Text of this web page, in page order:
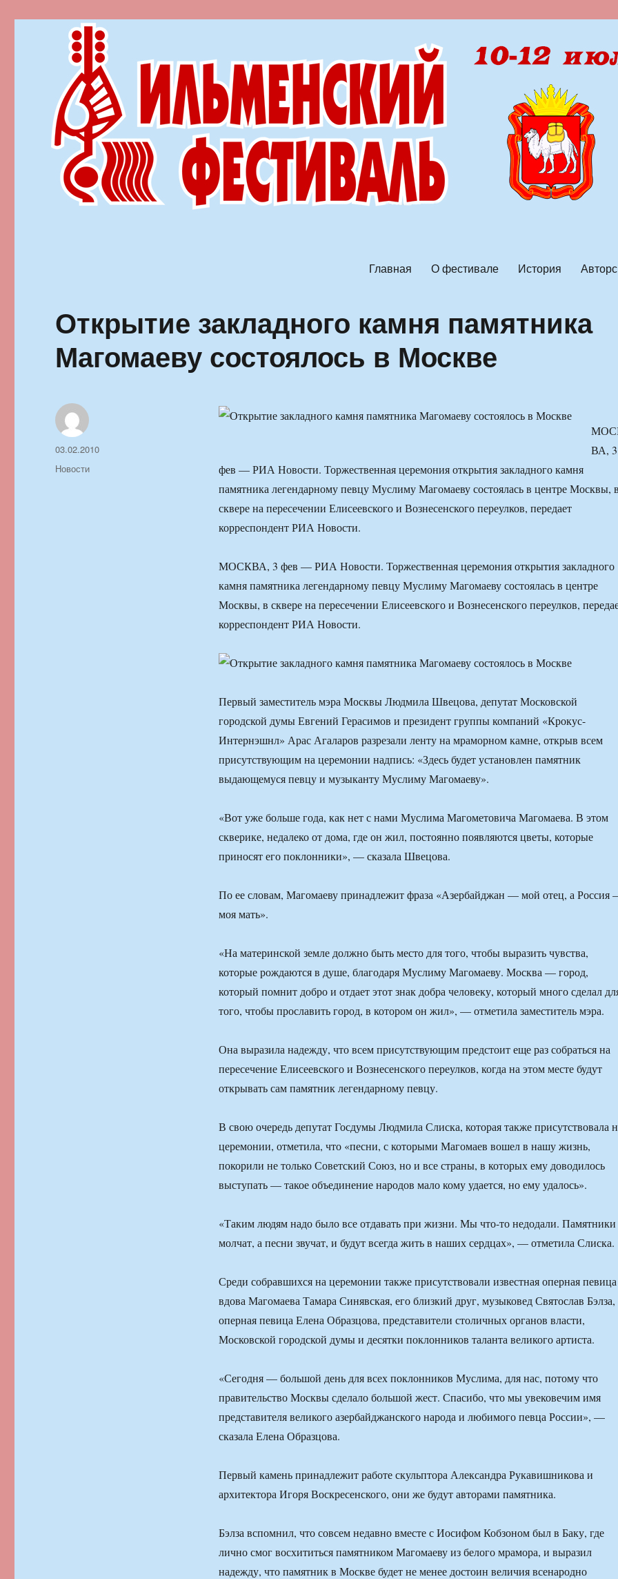
Главная О фестивале История
Открытие закладного камня памятника
Магомаеву состоялось в Москве
ВА, 3
фев — РИА Новости. Торжественная церемония открытия закладного камня
памятника легендарному певцу Муслиму Магомаеву состоялась в центре Москвы,
сквере на пересечении Елисеевского и Вознесенского переулков, передает
корреспондент РИА Новости.
МОСКВА, 3 фев — РИА Новости. Торжественная церемония открытия закладного
камня памятника легендарному певцу Муслиму Магомаеву состоялась в центре
Москвы, в сквере на пересечении Елисеевского и Вознесенского переулков,
корреспондент РИА Новости.
Первый заместитель мэра Москвы Людмила Швецова, депутат Московской
городской думы Евгений Герасимов и президент группы компаний «Крокус-
Интернэшнл» Арас Агаларов разрезали ленту на мраморном камне, открыв всем
присутствующим на церемонии надпись: «Здесь будет установлен памятник
выдающемуся певцу и музыканту Муслиму Магомаеву».
«Вот уже больше года, как нет с нами Муслима Магометовича Магомаева. В этом
скверике, недалеко от дома, где он жил, постоянно появляются цветы, которые
приносят его поклонники», — сказала Швецова.
По ее словам, Магомаеву принадлежит фраза «Азербайджан — мой отец, а Россия
моя мать».
«На материнской земле должно быть место для того, чтобы выразить чувства,
которые рождаются в душе, благодаря Муслиму Магомаеву. Москва — город,
который помнит добро и отдает этот знак добра человеку, который много сделал
того, чтобы прославить город, в котором он жил», — отметила заместитель мэра.
Она выразила надежду, что всем присутствующим предстоит еще раз собраться на
пересечение Елисеевского и Вознесенского переулков, когда на этом месте будут
открывать сам памятник легендарному певцу.
В свою очередь депутат Госдумы Людмила Слиска, которая также присутствовала
церемонии, отметила, что «песни, с которыми Магомаев вошел в нашу жизнь,
покорили не только Советский Союз, но и все страны, в которых ему доводилось
выступать — такое объединение народов мало кому удается, но ему удалось».
«Таким людям надо было все отдавать при жизни. Мы что-то недодали. Памятники
молчат, а песни звучат, и будут всегда жить в наших сердцах», — отметила Слиска.
Среди собравшихся на церемонии также присутствовали известная оперная
вдова Магомаева Тамара Синявская, его близкий друг, музыковед Святослав Бэлза,
оперная певица Елена Образцова, представители столичных органов власти,
Московской городской думы и десятки поклонников таланта великого артиста.
«Сегодня — большой день для всех поклонников Муслима, для нас, потому что
правительство Москвы сделало большой жест. Спасибо, что мы увековечим имя
представителя великого азербайджанского народа и любимого певца России», —
сказала Елена Образцова.
Первый камень принадлежит работе скульптора Александра Рукавишникова и
архитектора Игоря Воскресенского, они же будут авторами памятника.
Бэлза вспомнил, что совсем недавно вместе с Иосифом Кобзоном был в Баку, где
лично смог восхититься памятником Магомаеву из белого мрамора, и выразил
надежду, что памятник в Москве будет не менее достоин величия всенародно
Автор
Опубликовано
03.02.2010
Рубрики
Новости